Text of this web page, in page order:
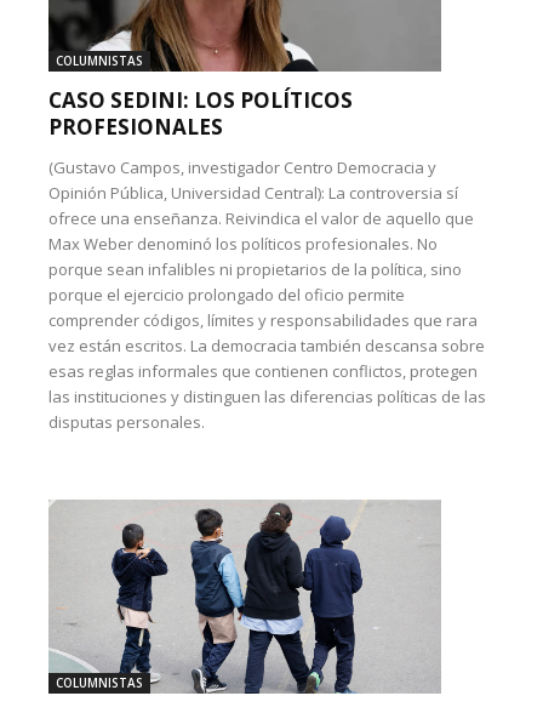
COLUMNISTAS
CASO SEDINI: LOS POLÍTICOS
PROFESIONALES
(Gustavo Campos, investigador Centro Democracia y
Opinión Pública, Universidad Central): La controversia sí
ofrece una enseñanza. Reivindica el valor de aquello que
Max Weber denominó los políticos profesionales. No
porque sean infalibles ni propietarios de la política, sino
porque el ejercicio prolongado del oficio permite
comprender códigos, límites y responsabilidades que rara
vez están escritos. La democracia también descansa sobre
esas reglas informales que contienen conflictos, protegen
las instituciones y distinguen las diferencias políticas de las
disputas personales.
COLUMNISTAS